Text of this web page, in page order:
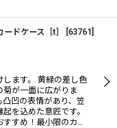
ドケース［t］ 63761
ます。 黄緑の差し色
が一面に広がりま
凹の表情があり、笠
を込めた意匠です。
すすめ！最小限のカ…